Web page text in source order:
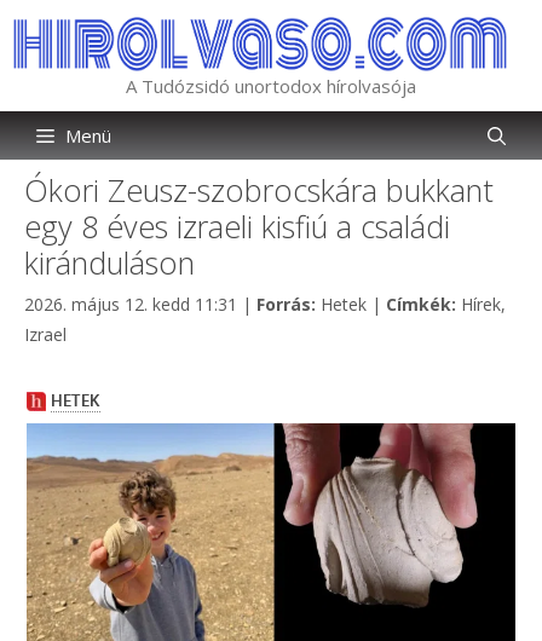
tartalomba
A Tudózsidó unortodox hírolvasója
Menü
Ókori Zeusz-szobrocskára bukkant
egy 8 éves izraeli kisfiú a családi
kiránduláson
2026. május 12. kedd 11:31 | Forrás: Kategória
Hetek | Címkék: Címkék
Hírek,
Izrael